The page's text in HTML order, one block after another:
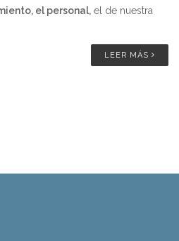
el personal, el de nuestra
LEER MÁS